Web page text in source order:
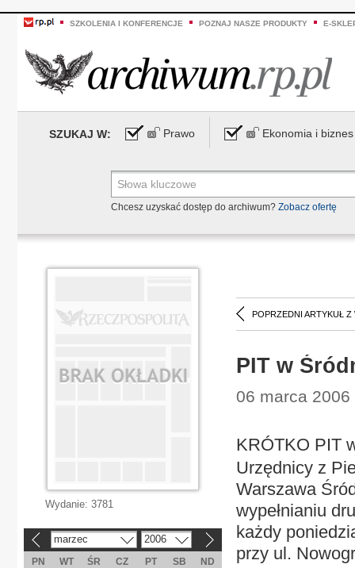
SZKOLENIA I KONFERENCJE POZNAJ NASZE PRODUKTY E-
SZUKAJ W: Prawo Ekonomia i biznes
Chcesz uzyskać dostęp do archiwum? Zobacz ofertę
POPRZEDNI ARTYKUŁ Z
PIT w
06 marca
KRÓTKO PIT
Urzędnicy z
Warszawa
wypełnianiu
każdy
przy ul.
Wydanie: 3781
marzec 2006
PN WT ŚR CZ PT SB
ND